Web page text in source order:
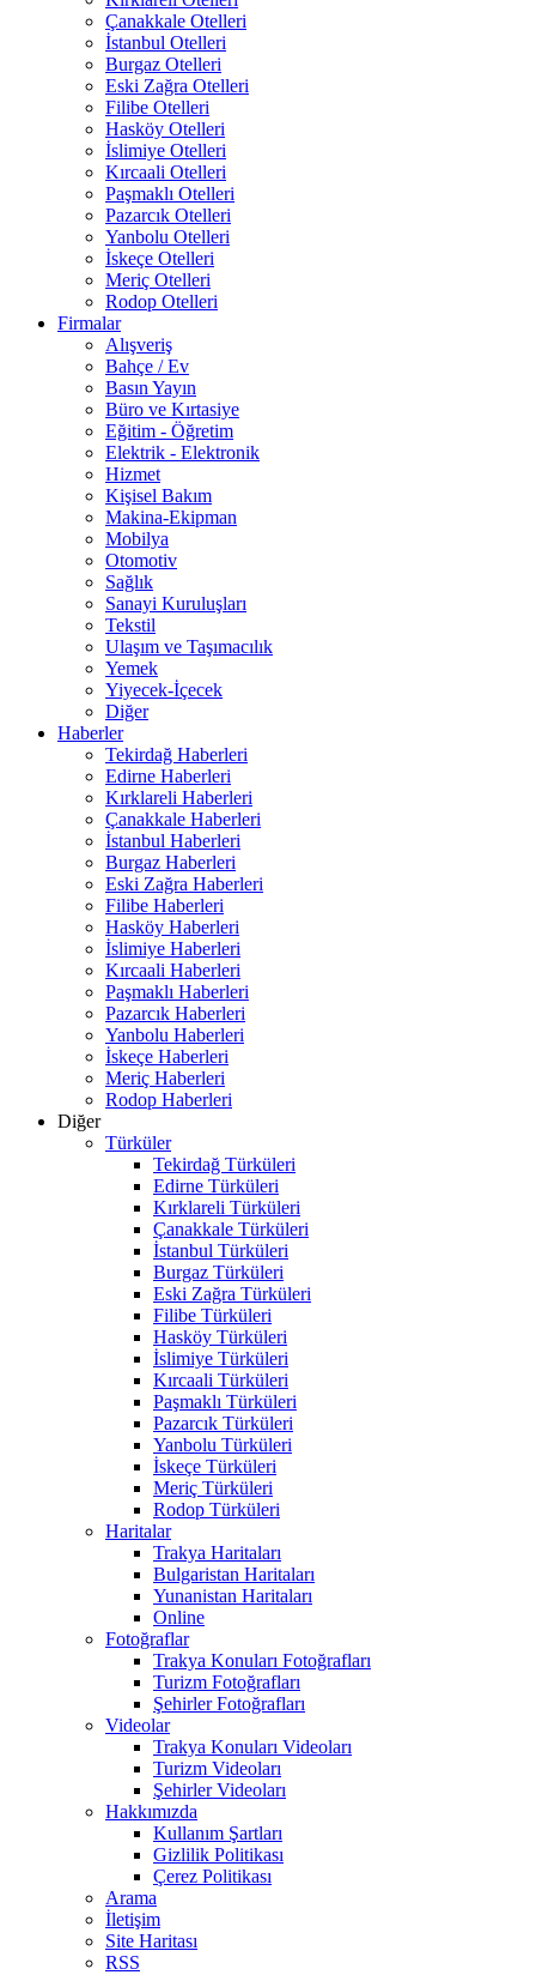
Çanakkale Otelleri
İstanbul Otelleri
Burgaz Otelleri
Eski Zağra Otelleri
Filibe Otelleri
Hasköy Otelleri
İslimiye Otelleri
Kırcaali Otelleri
Paşmaklı Otelleri
Pazarcık Otelleri
Yanbolu Otelleri
İskeçe Otelleri
Meriç Otelleri
Rodop Otelleri
Firmalar
Alışveriş
Bahçe / Ev
Basın Yayın
Büro ve Kırtasiye
Eğitim - Öğretim
Elektrik - Elektronik
Hizmet
Kişisel Bakım
Makina-Ekipman
Mobilya
Otomotiv
Sağlık
Sanayi Kuruluşları
Tekstil
Ulaşım ve Taşımacılık
Yemek
Yiyecek-İçecek
Diğer
Haberler
Tekirdağ Haberleri
Edirne Haberleri
Kırklareli Haberleri
Çanakkale Haberleri
İstanbul Haberleri
Burgaz Haberleri
Eski Zağra Haberleri
Filibe Haberleri
Hasköy Haberleri
İslimiye Haberleri
Kırcaali Haberleri
Paşmaklı Haberleri
Pazarcık Haberleri
Yanbolu Haberleri
İskeçe Haberleri
Meriç Haberleri
Rodop Haberleri
Diğer
Türküler
Tekirdağ Türküleri
Edirne Türküleri
Kırklareli Türküleri
Çanakkale Türküleri
İstanbul Türküleri
Burgaz Türküleri
Eski Zağra Türküleri
Filibe Türküleri
Hasköy Türküleri
İslimiye Türküleri
Kırcaali Türküleri
Paşmaklı Türküleri
Pazarcık Türküleri
Yanbolu Türküleri
İskeçe Türküleri
Meriç Türküleri
Rodop Türküleri
Haritalar
Trakya Haritaları
Bulgaristan Haritaları
Yunanistan Haritaları
Online
Fotoğraflar
Trakya Konuları Fotoğrafları
Turizm Fotoğrafları
Şehirler Fotoğrafları
Videolar
Trakya Konuları Videoları
Turizm Videoları
Şehirler Videoları
Hakkımızda
Kullanım Şartları
Gizlilik Politikası
Çerez Politikası
Arama
İletişim
Site Haritası
RSS